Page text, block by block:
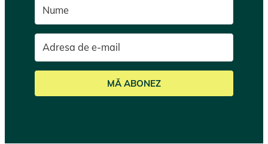
MĂ ABONEZ